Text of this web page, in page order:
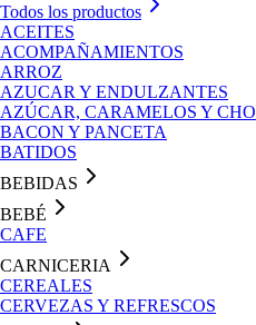
Todos los productos
ACEITES
ACOMPAÑAMIENTOS
ARROZ
AZUCAR Y ENDULZANTES
AZÚCAR, CARAMELOS Y
BACON Y PANCETA
BATIDOS
BEBIDAS
BEBÉ
CAFE
CARNICERIA
CEREALES
CERVEZAS Y REFRESCOS